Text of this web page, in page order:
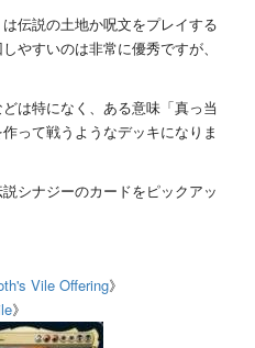
は伝説の土地か呪文をプレイする
やすいのは非常に優秀ですが、
は特になく、ある意味「真っ当
って戦うようなデッキになりま
シナジーのカードをピックアッ
Vile Offering》
》